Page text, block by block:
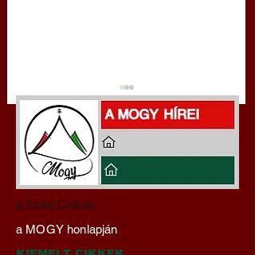
Hajdu Zoltán:
Transzhumanizmus és
technomorál ‒ 21/28.
a Szilaj Csikón
a MOGY honlapján